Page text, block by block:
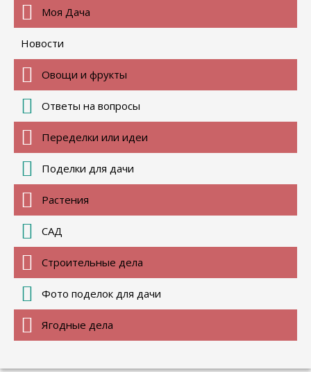
Моя Дача
Новости
Овощи и фрукты
Ответы на вопросы
Переделки или идеи
Поделки для дачи
Растения
САД
Строительные дела
Фото поделок для дачи
Ягодные дела